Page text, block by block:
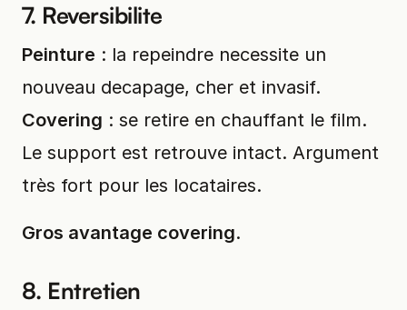
7. Reversibilite
Peinture : la repeindre necessite un
nouveau decapage, cher et invasif.
Covering : se retire en chauffant le film.
Le support est retrouve intact. Argument
très fort pour les locataires.
Gros avantage covering.
8. Entretien